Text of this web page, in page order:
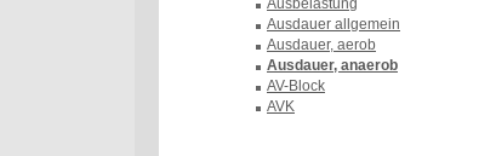
Ausbelastung
Ausdauer allgemein
Ausdauer, aerob
Ausdauer, anaerob
AV-Block
AVK